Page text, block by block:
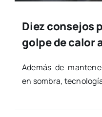
Diez consejos
golpe de calor
Ade­más de
en som­bra,